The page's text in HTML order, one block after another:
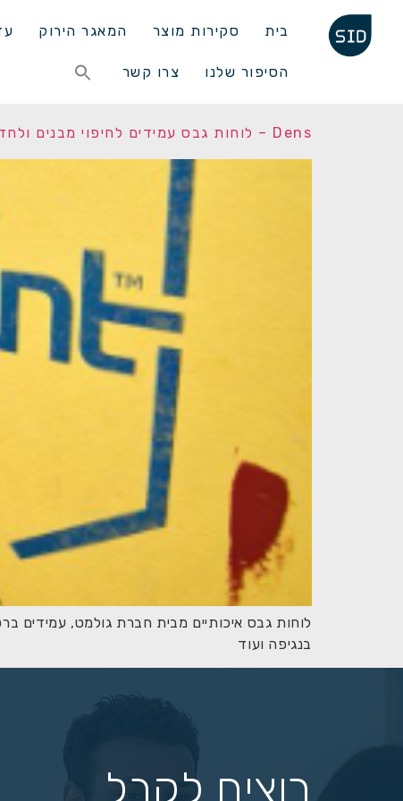
בית סקירות מוצר המאגר הירוק
הסיפור שלנו צרו קשר
Search
for:
Dens – לוחות גבס עמידים לחיפוי מבנים ולחדרים רטובים
לוחות גבס איכותיים מבית חברת גולמט, עמידים
בנגיפה ועוד
רוצים לקבל